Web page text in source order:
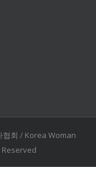
협회 / Korea Woman
Reserved